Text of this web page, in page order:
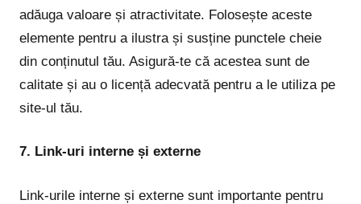
adăuga valoare și atractivitate. Folosește aceste
elemente pentru a ilustra și susține punctele cheie
din conținutul tău. Asigură-te că acestea sunt de
calitate și au o licență adecvată pentru a le utiliza pe
site-ul tău.
7. Link-uri interne și externe
Link-urile interne și externe sunt importante pentru